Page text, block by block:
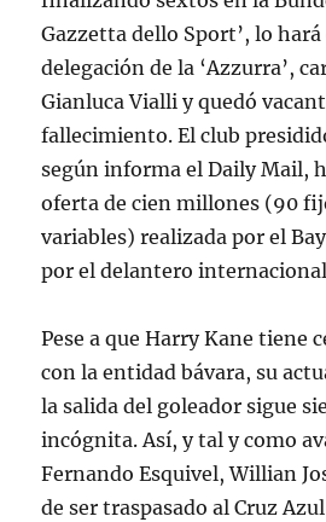
Gazzetta dello Sport’, lo
delegación de la ‘Azzurra’,
Gianluca Vialli y quedó
fallecimiento. El club
según informa el Daily Mail,
oferta de cien millones (90
variables) realizada por el
por el delantero
Pese a que Harry Kane tiene
con la entidad bávara, su
la salida del goleador sigue
incógnita. Así, y tal y como
Fernando Esquivel, Willian
de ser traspasado al Cruz